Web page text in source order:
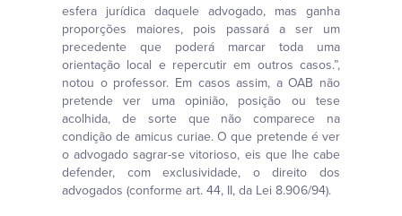
esfera jurídica daquele advogado, mas ganha
proporções maiores, pois passará a ser um
precedente que poderá marcar toda uma
orientação local e repercutir em outros casos.”,
notou o professor. Em casos assim, a OAB não
pretende ver uma opinião, posição ou tese
acolhida, de sorte que não comparece na
condição de amicus curiae. O que pretende é ver
o advogado sagrar-se vitorioso, eis que lhe cabe
defender, com exclusividade, o direito dos
advogados (conforme art. 44, II, da Lei 8.906/94).